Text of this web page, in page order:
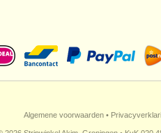
Algemene voorwaarden •